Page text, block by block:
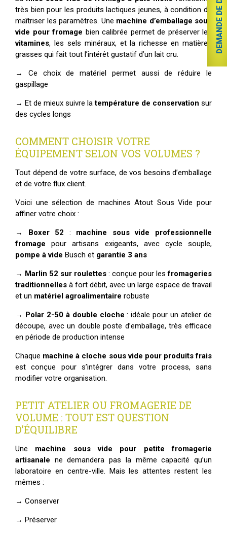
DEMANDE DE DEVIS
très bien pour les produits lactiques jeunes, à condition de
maîtriser les paramètres. Une machine d’emballage sous
vide pour fromage bien calibrée permet de préserver les
vitamines, les sels minéraux, et la richesse en matières
grasses qui fait tout l’intérêt gustatif d’un lait cru.
→ Ce choix de matériel permet aussi de réduire le
gaspillage
→ Et de mieux suivre latempérature de conservation sur
des cycles longs
COMMENT CHOISIR VOTRE
ÉQUIPEMENT SELON VOS VOLUMES ?
Tout dépend de votre surface, de vos besoins d’emballage
et de votre flux client.
Voici une sélection de machines Atout Sous Vide pour
affiner votre choix :
→ Boxer 52 : machine sous vide professionnelle
fromage pour artisans exigeants, avec cycle souple,
pompe à vide Busch et garantie 3 ans
→ Marlin 52 sur roulettes : conçue pour lesfromageries
traditionnelles à fort débit, avec un large espace de travail
et un matériel agroalimentaire robuste
→ Polar 2-50 à double cloche : idéale pour un atelier de
découpe, avec un double poste d’emballage, très efficace
en période de production intense
Chaque machine à cloche sous vide pour produits frais
est conçue pour s’intégrer dans votre process, sans
modifier votre organisation.
PETIT ATELIER OU FROMAGERIE DE
VOLUME : TOUT EST QUESTION
D’ÉQUILIBRE
Une machine sous vide pour petite fromagerie
artisanale ne demandera pas la même capacité qu’un
laboratoire en centre-ville. Mais les attentes restent les
mêmes :
→ Conserver
→ Préserver